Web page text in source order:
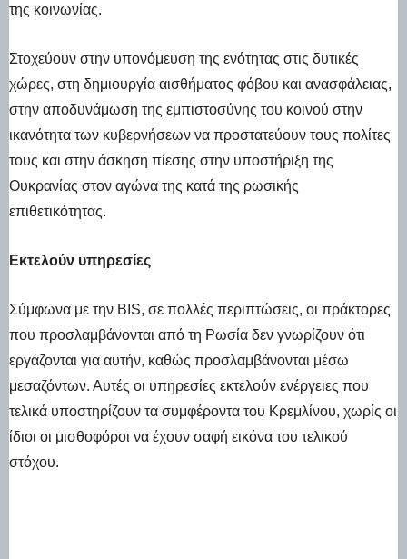
της κοινωνίας.
Στοχεύουν στην υπονόμευση της ενότητας στις δυτικές
χώρες, στη δημιουργία αισθήματος φόβου και ανασφάλειας,
στην αποδυνάμωση της εμπιστοσύνης του κοινού στην
ικανότητα των κυβερνήσεων να προστατεύουν τους πολίτες
τους και στην άσκηση πίεσης στην υποστήριξη της
Ουκρανίας στον αγώνα της κατά της ρωσικής
επιθετικότητας.
Εκτελούν υπηρεσίες
Σύμφωνα με την BIS, σε πολλές περιπτώσεις, οι πράκτορες
που προσλαμβάνονται από τη Ρωσία δεν γνωρίζουν ότι
εργάζονται για αυτήν, καθώς προσλαμβάνονται μέσω
μεσαζόντων. Αυτές οι υπηρεσίες εκτελούν ενέργειες που
τελικά υποστηρίζουν τα συμφέροντα του Κρεμλίνου, χωρίς οι
ίδιοι οι μισθοφόροι να έχουν σαφή εικόνα του τελικού
στόχου.